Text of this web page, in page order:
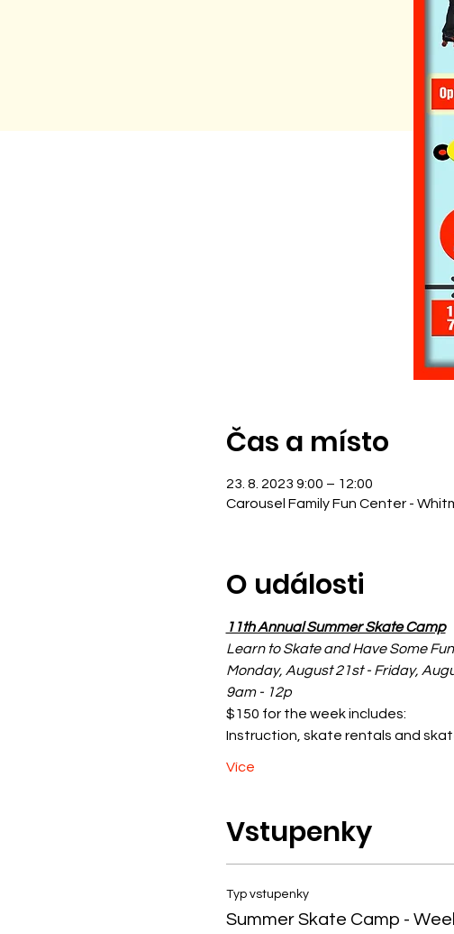
Čas a místo
23. 8. 2023 9:00 – 12:00
Carousel Family Fun Center -
O události
11th Annual Summer Skate Camp
Learn to Skate and Have Some
Monday, August 21st - Friday,
9am - 12p
$150 for the week includes:
Instruction, skate rentals and
Více
Vstupenky
Typ vstupenky
Summer Skate Camp -